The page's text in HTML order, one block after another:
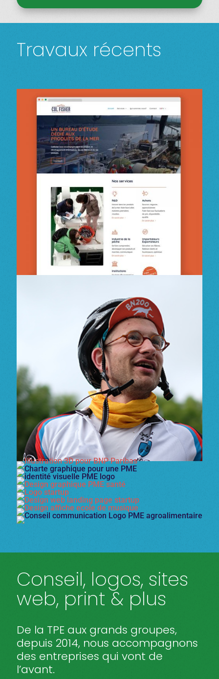
Travaux récents
Conseil, logos, sites
web, print & plus
De la TPE aux grands groupes,
depuis 2014, nous accompagnons
des entreprises qui vont de
l’avant.